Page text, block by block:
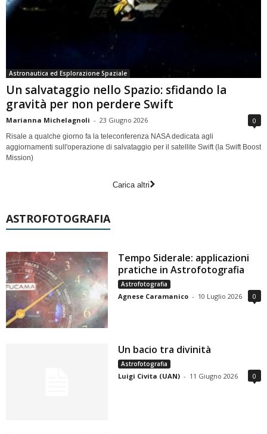
Astronautica ed Esplorazione Spaziale
Un salvataggio nello Spazio: sfidando la
gravità per non perdere Swift
Marianna Michelagnoli - 23 Giugno 2026 0
Risale a qualche giorno fa la teleconferenza NASA dedicata agli
aggiornamenti sull'operazione di salvataggio per il satellite Swift (la Swift Boost
Mission)
Carica altri
ASTROFOTOGRAFIA
Tempo Siderale: applicazioni
pratiche in Astrofotografia
Astrofotografia
Agnese Caramanico - 10 Luglio 2026 0
Un bacio tra divinità
Astrofotografia
Luigi Civita (UAN) - 11 Giugno 2026 0